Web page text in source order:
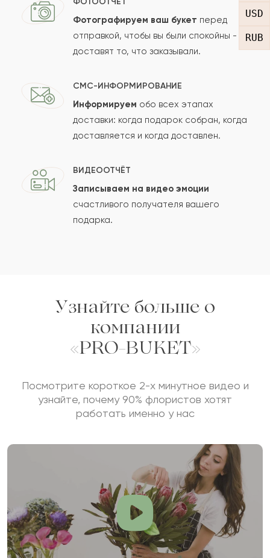
USD
RUB
Сколько будет
Отзыв будет опубликован после проверки.
Проверяем на спам.
Фотографируем ваш букет перед
отправкой, чтобы вы были спокойны -
доставят то, что заказывали.
СМС-ИНФОРМИРОВАНИЕ
Информируем обо всех этапах
доставки: когда подарок собран, когда
доставляется и когда доставлен.
ВИДЕООТЧЁТ
Записываем на видео эмоции
счастливого получателя вашего
подарка.
Узнайте больше о
компании
«PRO-BUKET»
Посмотрите короткое 2-х минутное видео и
узнайте, почему 90% флористов хотят
работать именно у нас